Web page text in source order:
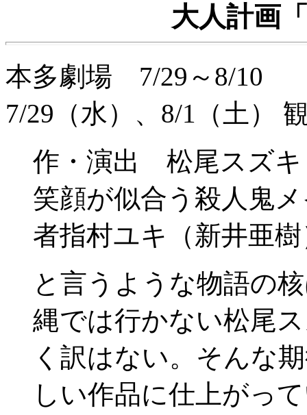
大人計画
本多劇場 7/29～8/
7/29（水）、8/1（土）
作・演出 松尾スズキ
笑顔が似合う殺人鬼
者指村ユキ（新井亜
と言うような物語の
縄では行かない松尾
く訳はない。そんな
しい作品に仕上がっ